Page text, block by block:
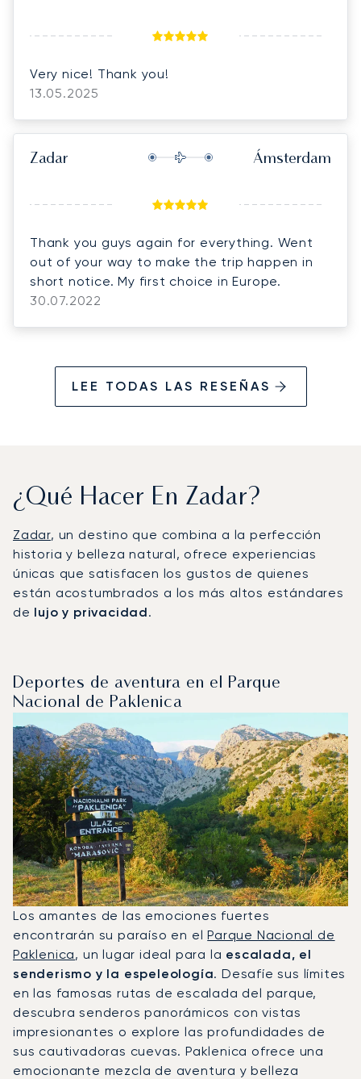
Very nice! Thank you!
13.05.2025
Zadar Ámsterdam
Thank you guys again for everything. Went
out of your way to make the trip happen in
short notice. My first choice in Europe.
30.07.2022
LEE TODAS LAS RESEÑAS
¿Qué Hacer En Zadar?
Zadar, un destino que combina a la perfección
historia y belleza natural, ofrece experiencias
únicas que satisfacen los gustos de quienes
están acostumbrados a los más altos estándares
de lujo y privacidad.
Deportes de aventura en el Parque
Nacional de Paklenica
Los amantes de las emociones fuertes
encontrarán su paraíso en elParque Nacional de
Paklenica, un lugar ideal para la escalada, el
senderismo y la espeleología. Desafíe sus límites
en las famosas rutas de escalada del parque,
descubra senderos panorámicos con vistas
impresionantes o explore las profundidades de
sus cautivadoras cuevas. Paklenica ofrece una
emocionante mezcla de aventura y belleza